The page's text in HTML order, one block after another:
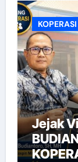
KOPERASI
Jejak